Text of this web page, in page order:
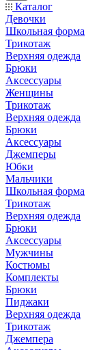
Каталог
Девочки
Школьная форма
Трикотаж
Верхняя одежда
Брюки
Аксессуары
Женщины
Трикотаж
Верхняя одежда
Брюки
Аксессуары
Джемперы
Юбки
Мальчики
Школьная форма
Трикотаж
Верхняя одежда
Брюки
Аксессуары
Мужчины
Костюмы
Комплекты
Брюки
Пиджаки
Верхняя одежда
Трикотаж
Джемпера